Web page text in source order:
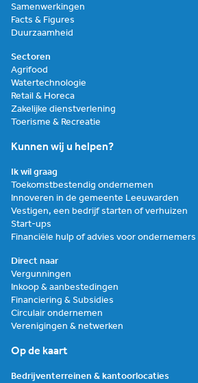
Samenwerkingen
Facts & Figures
Duurzaamheid
Sectoren
Agrifood
Watertechnologie
Retail & Horeca
Zakelijke dienstverlening
Toerisme & Recreatie
Kunnen wij u helpen?
Ik wil graag
Toekomstbestendig ondernemen
Innoveren in de gemeente Leeuwarden
Vestigen, een bedrijf starten of verhuizen
Start-ups
Financiële hulp of advies voor ondernemers
Direct naar
Vergunningen
Inkoop & aanbestedingen
Financiering & Subsidies
Circulair ondernemen
Verenigingen & netwerken
Op de kaart
Bedrijventerreinen & kantoorlocaties